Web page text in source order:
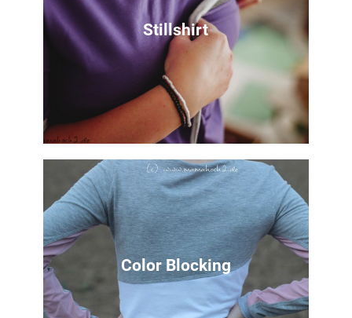
Folg Mamahoch2 bei Instagram
Zu meinem Account
Stillshirt
Nähtutorial
So kannst du dir dein Lieblingsshirt als
Stillshirt nähen
Color Blocking